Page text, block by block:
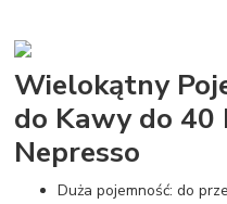
Wielokątny
do Kawy do 40
Nepresso
Duża pojemność: do